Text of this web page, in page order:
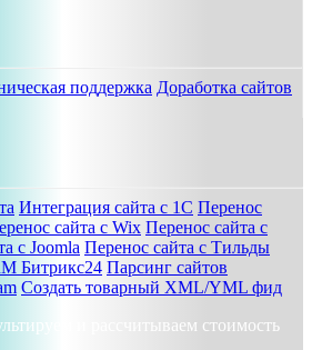
поддержка Доработка сайтов
Интеграция сайта с 1С Перенос
сайта с Wix Перенос сайта с
с Joomla Перенос сайта с Тильды
Битрикс24 Парсинг сайтов
Создать товарный XML/YML фид
и рассчитываем стоимость